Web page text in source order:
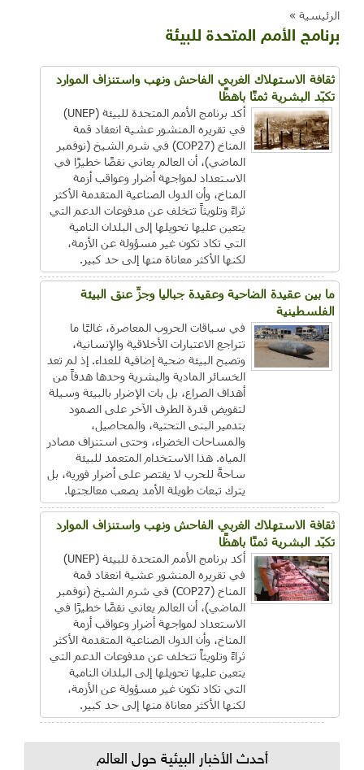
الرئيسية »
برنامج الأمم المتحدة للبيئة
ثقافة الاستهلاك الغربي الفاحش ونهب واستنزاف الموارد
تكبّد البشرية ثمنًا باهظًا
أكد برنامج الأمم المتحدة للبيئة (UNEP)
في تقريره المنشور عشية انعقاد قمة
المناخ (COP27) في شرم الشيخ (نوفمبر
الماضي)، أن العالم يعاني نقصًا خطيرًا في
الاستعداد لمواجهة أضرار وعواقب أزمة
المناخ، وأن الدول الصناعية المتقدمة الأكثر
ثراءً وتلويثاً تتخلف عن مدفوعات الدعم التي
يتعين عليها تحويلها إلى البلدان النامية
التي تكاد تكون غير مسؤولة عن الأزمة،
لكنها الأكثر معاناة منها إلى حد كبير.
ما بين عقيدة الضاحية وعقيدة جباليا وجزِّ عنق البيئة
الفلسطينية
في سياقات الحروب المعاصرة، غالبًا ما
تتراجع الاعتبارات الأخلاقية والإنسانية،
وتصبح البيئة ضحية إضافية للعداء. إذ لم تعد
الخسائر المادية والبشرية وحدها هدفاً من
أهداف الصراع، بل بات الإضرار بالبيئة وسيلة
لتقويض قدرة الطرف الآخر على الصمود
بتدمير البنى التحتية، والمحاصيل،
والمساحات الخضراء، وحتى استنزاف مصادر
المياه. هذا الاستخدام المتعمد للبيئة
ساحةً للحرب لا يقتصر على أضرار فورية، بل
يترك تبعات طويلة الأمد يصعب معالجتها.
ثقافة الاستهلاك الغربي الفاحش ونهب واستنزاف الموارد
تكبّد البشرية ثمنًا باهظًا
أكد برنامج الأمم المتحدة للبيئة (UNEP)
في تقريره المنشور عشية انعقاد قمة
المناخ (COP27) في شرم الشيخ (نوفمبر
الماضي)، أن العالم يعاني نقصًا خطيرًا في
الاستعداد لمواجهة أضرار وعواقب أزمة
المناخ، وأن الدول الصناعية المتقدمة الأكثر
ثراءً وتلويثاً تتخلف عن مدفوعات الدعم التي
يتعين عليها تحويلها إلى البلدان النامية
التي تكاد تكون غير مسؤولة عن الأزمة،
لكنها الأكثر معاناة منها إلى حد كبير.
أحدث الأخبار البيئية حول العالم